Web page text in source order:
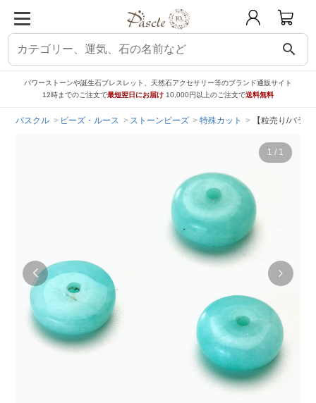
search
パワーストーンや誕生石ブレスレット、天然石アクセサリー等のブランド通販サイト
12時までのご注文で最短翌日にお届け 10,000円以上のご注文で送料無料
パスクル ビーズ・ルース ストーンビーズ 特殊カット 【粒売り/バラ
1 / 1